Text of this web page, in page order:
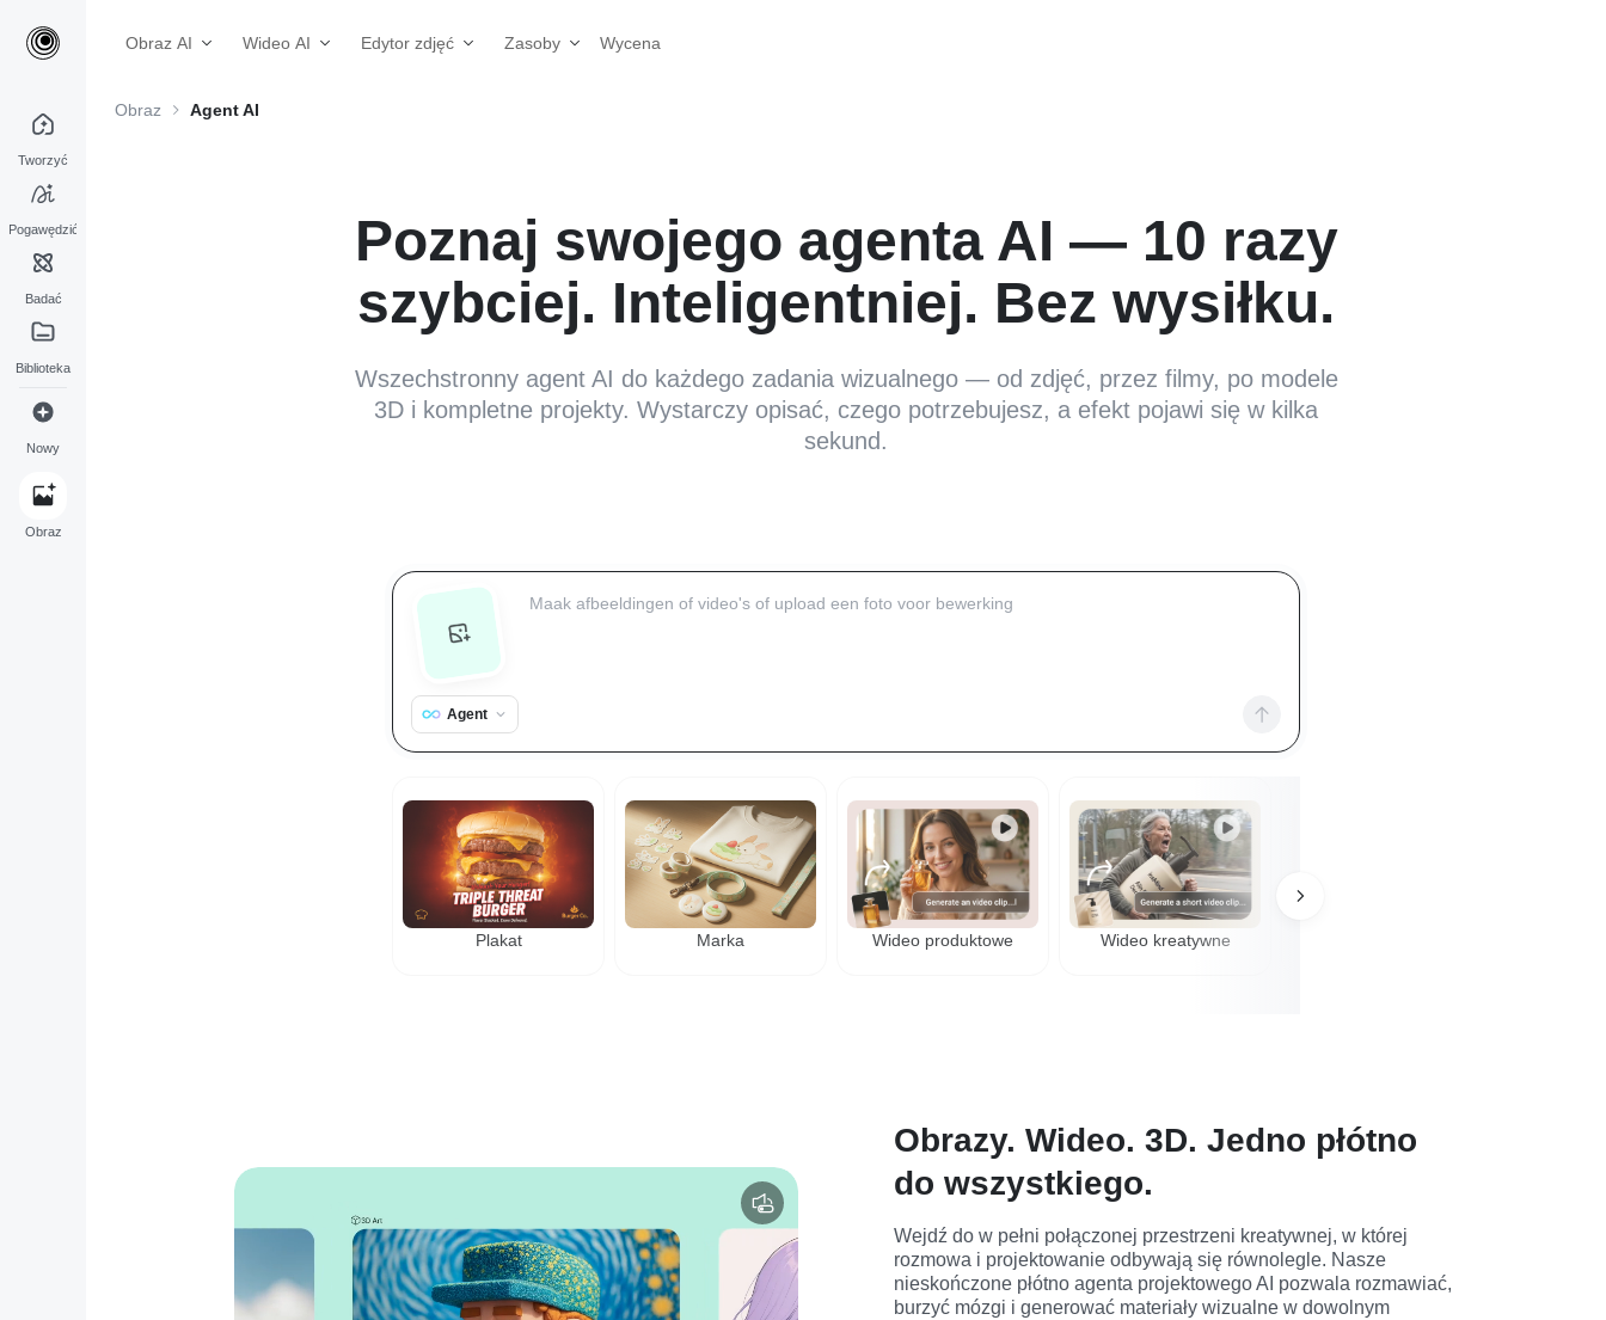
Obraz AI Wideo AI Edytor zdjęć Zasoby Wycena
Tworzyć
Pogawędzić
Badać
Biblioteka
Nowy
Obraz
Obraz Agent AI
Poznaj swojego agenta AI — 10 razy
szybciej. Inteligentniej. Bez wysiłku.
Wszechstronny agent AI do każdego zadania wizualnego — od zdjęć, przez filmy, po modele
3D i kompletne projekty. Wystarczy opisać, czego potrzebujesz, a efekt pojawi się w kilka
sekund.
Agent
Plakat Marka Wideo produktowe Wideo kreatywne
Obrazy. Wideo. 3D. Jedno płótno
do wszystkiego.
Wejdź do w pełni połączonej przestrzeni kreatywnej, w której
rozmowa i projektowanie odbywają się równolegle. Nasze
nieskończone płótno agenta projektowego AI pozwala rozmawiać,
burzyć mózgi i generować materiały wizualne w dowolnym